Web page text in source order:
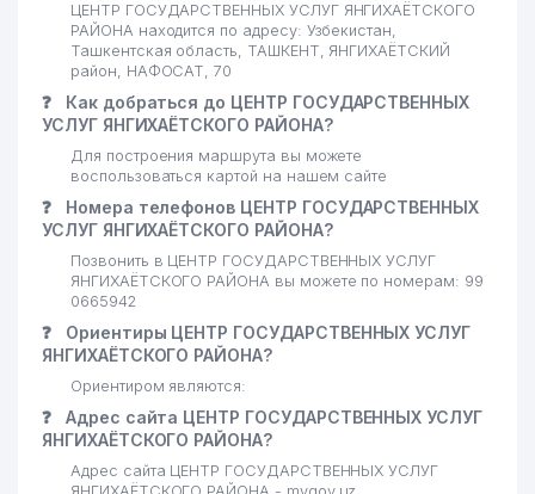
ЦЕНТР ГОСУДАРСТВЕННЫХ УСЛУГ ЯНГИХАЁТСКОГО
РАЙОНА находится по адресу: Узбекистан,
Ташкентская область, ТАШКЕНТ, ЯНГИХАЁТСКИЙ
район, НАФОСАТ, 70
❓
Как добраться до ЦЕНТР ГОСУДАРСТВЕННЫХ
УСЛУГ ЯНГИХАЁТСКОГО РАЙОНА?
Для построения маршрута вы можете
воспользоваться картой на нашем сайте
❓
Номера телефонов ЦЕНТР ГОСУДАРСТВЕННЫХ
УСЛУГ ЯНГИХАЁТСКОГО РАЙОНА?
Позвонить в ЦЕНТР ГОСУДАРСТВЕННЫХ УСЛУГ
ЯНГИХАЁТСКОГО РАЙОНА вы можете по номерам: 99
0665942
❓
Ориентиры ЦЕНТР ГОСУДАРСТВЕННЫХ УСЛУГ
ЯНГИХАЁТСКОГО РАЙОНА?
Ориентиром являются:
❓
Адрес сайта ЦЕНТР ГОСУДАРСТВЕННЫХ УСЛУГ
ЯНГИХАЁТСКОГО РАЙОНА?
Адрес сайта ЦЕНТР ГОСУДАРСТВЕННЫХ УСЛУГ